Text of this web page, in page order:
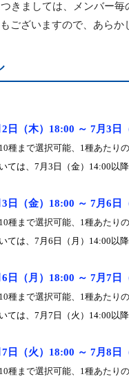
きましては、メンバー毎
ございますので、あらか
2 日（木） 18:00 ～ 7月 3 日
10種まで選択可能、 1種あたり
ては、 7 月 3 日（金） 14:00 以
3 日（金） 18:00 ～ 7月 6 日
10種まで選択可能、 1種あたり
ては、 7 月 6 日（ 月 ） 14:00 以
6 日（月 ） 18:00 ～ 7月 7 日
10種まで選択可能、 1種あたり
ては、 7 月 7 日（ 火 ） 14:00 以
7 日（火） 18:00 ～ 7月 8 日
10種まで選択可能、 1種あたり